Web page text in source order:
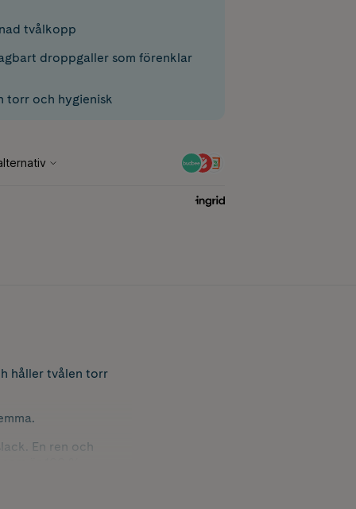
tvålkopp
droppgaller som förenklar
torr och hygienisk
håller tvålen torr
En ren och